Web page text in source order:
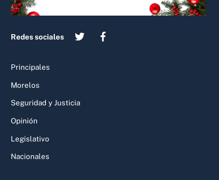
Redes sociales
Principales
Morelos
Seguridad y Justicia
Opinión
Legislativo
Nacionales